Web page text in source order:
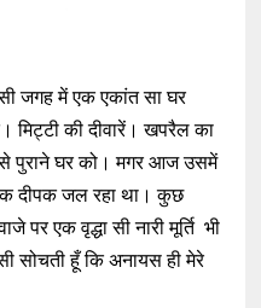
जगह में एक एकांत सा घर
मिट्टी की दीवारें। खपरैल का
से पुराने घर को। मगर आज उसमें
दीपक जल रहा था। कुछ
पर एक वृद्धा सी नारी मूर्ति भी
सोचती हूँ कि अनायस ही मेरे